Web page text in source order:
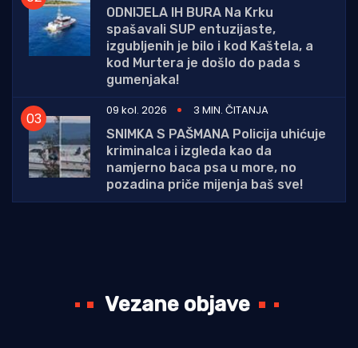
ODNIJELA IH BURA Na Krku
spašavali SUP entuzijaste,
izgubljenih je bilo i kod Kaštela, a
kod Murtera je došlo do pada s
gumenjaka!
09 kol. 2026
3 MIN. ČITANJA
SNIMKA S PAŠMANA Policija uhićuje
kriminalca i izgleda kao da
namjerno baca psa u more, no
pozadina priče mijenja baš sve!
Vezane objave